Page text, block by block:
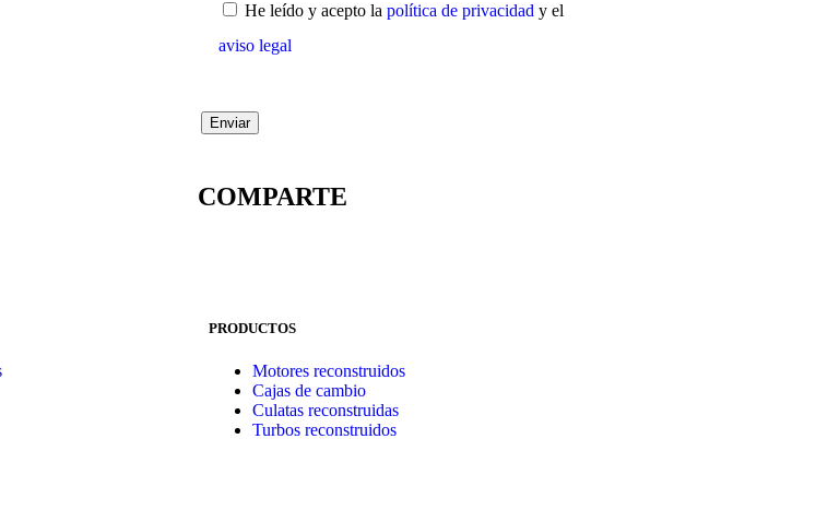
He leído y acepto la política de privacidad y el
aviso legal
COMPARTE
PRODUCTOS
Motores reconstruidos
Cajas de cambio
Culatas reconstruidas
Turbos reconstruidos